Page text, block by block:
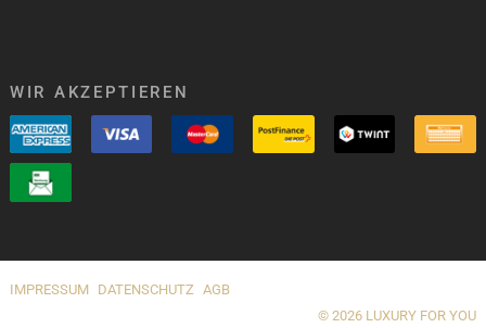
WIR AKZEPTIEREN
IMPRESSUM DATENSCHUTZ AGB
© 2026 LUXURY FOR YOU